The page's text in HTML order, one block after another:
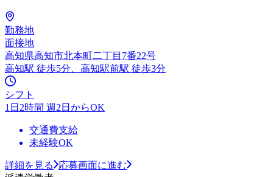
勤務地
面接地
高知県高知市北本町二丁目7番22号
高知駅 徒歩5分、高知駅前駅 徒歩3分
シフト
1日2時間 週2日からOK
交通費支給
未経験OK
詳細を見る
応募画面に進む